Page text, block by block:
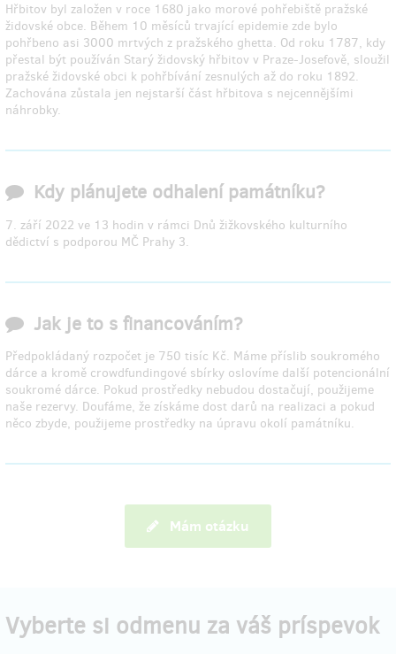
Hřbitov byl založen v roce 1680 jako morové pohřebiště pražské
židovské obce. Během 10 měsíců trvající epidemie zde bylo
pohřbeno asi 3000 mrtvých z pražského ghetta. Od roku 1787, kdy
přestal být používán Starý židovský hřbitov v Praze-Josefově, sloužil
pražské židovské obci k pohřbívání zesnulých až do roku 1892.
Zachována zůstala jen nejstarší část hřbitova s nejcennějšími
náhrobky.
Kdy plánujete odhalení památníku?
7. září 2022 ve 13 hodin v rámci Dnů žižkovského kulturního
dědictví s podporou MČ Prahy 3.
Jak je to s financováním?
Předpokládaný rozpočet je 750 tisíc Kč. Máme příslib soukromého
dárce a kromě crowdfundingové sbírky oslovíme další potencionální
soukromé dárce. Pokud prostředky nebudou dostačují, použijeme
naše rezervy. Doufáme, že získáme dost darů na realizaci a pokud
něco zbyde, použijeme prostředky na úpravu okolí památníku.
Mám otázku
Vyberte si odmenu za váš príspevok